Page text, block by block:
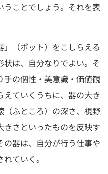
うことでしょう。それを表
（ポット）をこしらえる
状は、自分なりでよい。そ
手の個性・美意識・価値観
えていくうちに、器の大き
（ふところ）の深さ、視野
きさといったものを反映す
の器は、自分が行う仕事や
ていく。